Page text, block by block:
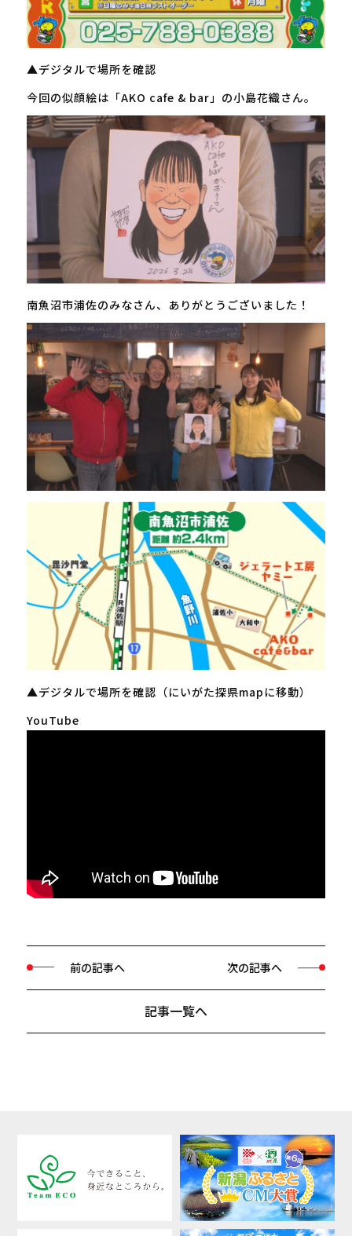
▲デジタルで場所を確認
今回の似顔絵は「AKO cafe & bar」の小島花織さん。
南魚沼市浦佐のみなさん、ありがとうございました！
▲デジタルで場所を確認（にいがた探県mapに移動）
YouTube
前の記事へ
記事一覧へ
次の記事へ